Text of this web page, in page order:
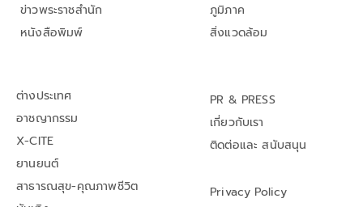
ข่าวพระราชสำนัก
หนังสือพิมพ์
ภูมิภาค
สิ่งแวดล้อม
ต่างประเทศ
อาชญากรรม
X-CITE
ยานยนต์
สาธารณสุข-คุณภาพชีวิต
PR & PRESS
เกี่ยวกับเรา
ติดต่อและ สนับสนุน
Privacy Policy